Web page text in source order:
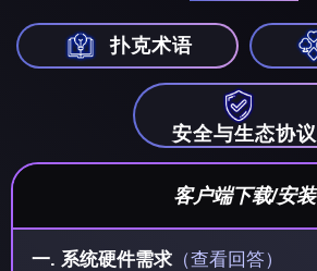
扑克术语
安全与生态协议
客户端下载/安装
一. 系统硬件需求（查看回答）